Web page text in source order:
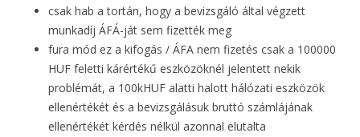
csak hab a tortán, hogy a bevizsgáló által végzett
munkadíj ÁFÁ-ját sem fizették meg
fura mód ez a kifogás / ÁFA nem fizetés csak a 100000
HUF feletti kárértékű eszközöknél jelentett nekik
problémát, a 100kHUF alatti halott hálózati eszközök
ellenértékét és a bevizsgálásuk bruttó számlájának
ellenértékét kérdés nélkül azonnal elutalta